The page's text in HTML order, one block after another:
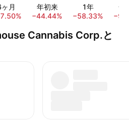
月
年初来
−44.44%
1年
−58.33%
全
Cannabis Corp.と